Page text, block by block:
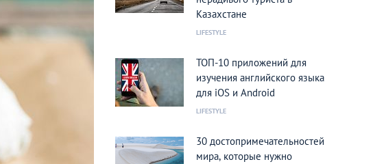
Казахстане
LIFESTYLE
ТОП-10 приложений для
изучения английского языка
для iOS и Android
LIFESTYLE
30 достопримечательностей
мира, которые нужно